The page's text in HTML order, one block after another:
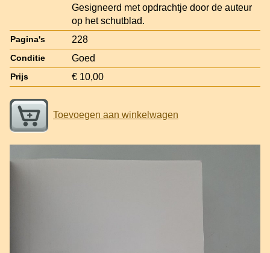
Gesigneerd met opdrachtje door de auteur
op het schutblad.
Pagina's 228
Conditie Goed
Prijs € 10,00
Toevoegen aan winkelwagen